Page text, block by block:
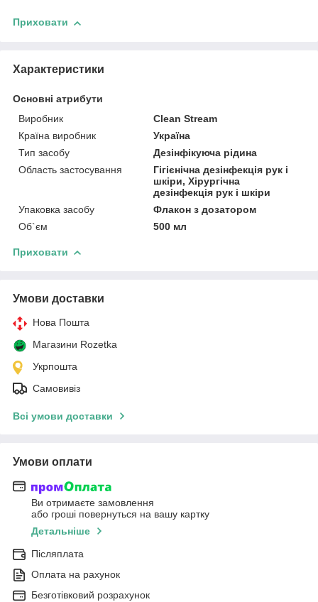
Приховати
Характеристики
Основні атрибути
Виробник
Clean Stream
Країна виробник
Україна
Тип засобу
Дезінфікуюча рідина
Область застосування
Гігієнічна дезінфекція рук і
шкіри, Хірургічна
дезінфекція рук і шкіри
Упаковка засобу
Флакон з дозатором
Об`єм
500 мл
Приховати
Умови доставки
Нова Пошта
Магазини Rozetka
Укрпошта
Самовивіз
Всі умови доставки
Умови оплати
Ви отримаєте замовлення
або гроші повернуться на вашу картку
Детальніше
Післяплата
Оплата на рахунок
Безготівковий розрахунок